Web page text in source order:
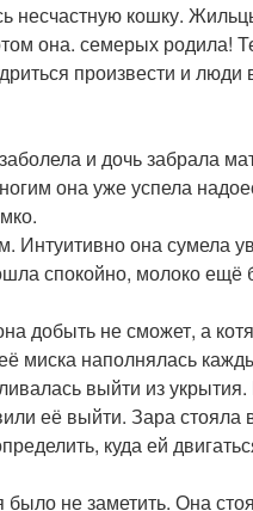
несчастную кошку.
она. семерых родила!
произвести и
и дочь забрала
она уже успела
она сумела
спокойно, молоко ещё
добыть не сможет, а
миска наполнялась
выйти из
её выйти. Зара стояла
куда ей
не заметить. Она